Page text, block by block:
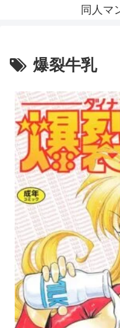
同人マ
爆裂牛乳